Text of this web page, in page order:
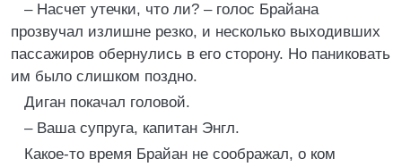
– Насчет утечки, что ли? – голос Брайана
прозвучал излишне резко, и несколько выходивших
пассажиров обернулись в его сторону. Но паниковать
им было слишком поздно.
Диган покачал головой.
– Ваша супруга, капитан Энгл.
Какое-то время Брайан не соображал, о ком